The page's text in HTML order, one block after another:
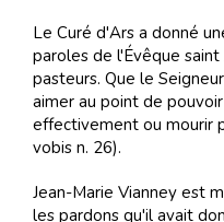
Le Curé d'Ars a donné
paroles de l'Évêque
pasteurs. Que le
aimer au point de
effectivement ou mourir
vobis n. 26).
Jean-Marie Vianney est
les pardons qu'il avait